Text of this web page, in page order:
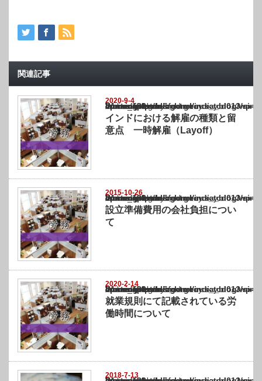
関連記事
2020-9-4
Warning
: Undefined array key "show_category" in
/home/netst/kuno-cpa.co.jp/public_html/india_blog/wp-content/themes/
on line183
インドにおける解雇の種類と留
意点 一時解雇（Layoff）
2015-10-26
Warning
: Undefined array key "show_category" in
/home/netst/kuno-cpa.co.jp/public_html/india_blog/wp-content/themes/
on line183
設立準備費用の会社負担につい
て
2020-2-14
Warning
: Undefined array key "show_category" in
/home/netst/kuno-cpa.co.jp/public_html/india_blog/wp-content/themes/
on line183
就業規則にて記載されている労
働時間について
2018-7-13